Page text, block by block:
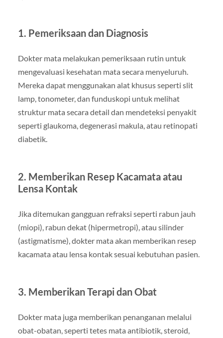
1. Pemeriksaan dan Diagnosis
Dokter mata melakukan pemeriksaan rutin untuk
mengevaluasi kesehatan mata secara menyeluruh.
Mereka dapat menggunakan alat khusus seperti slit
lamp, tonometer, dan funduskopi untuk melihat
struktur mata secara detail dan mendeteksi penyakit
seperti glaukoma, degenerasi makula, atau retinopati
diabetik.
2. Memberikan Resep Kacamata atau
Lensa Kontak
Jika ditemukan gangguan refraksi seperti rabun jauh
(miopi), rabun dekat (hipermetropi), atau silinder
(astigmatisme), dokter mata akan memberikan resep
kacamata atau lensa kontak sesuai kebutuhan pasien.
3. Memberikan Terapi dan Obat
Dokter mata juga memberikan penanganan melalui
obat-obatan, seperti tetes mata antibiotik, steroid,